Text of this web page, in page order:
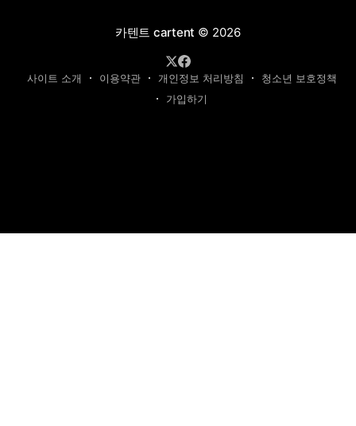
카텐트 cartent © 2026
사이트 소개 이용약관 개인정보 처리방침
청소년 보호정책
가입하기